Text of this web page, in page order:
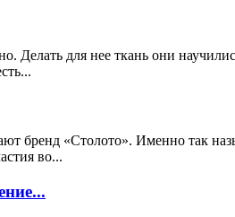
Делать для нее ткань они
бренд «Столото». Именно так
во...